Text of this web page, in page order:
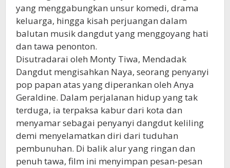
yang menggabungkan unsur komedi, drama
keluarga, hingga kisah perjuangan dalam
balutan musik dangdut yang menggoyang hati
dan tawa penonton.
Disutradarai oleh Monty Tiwa, Mendadak
Dangdut mengisahkan Naya, seorang penyanyi
pop papan atas yang diperankan oleh Anya
Geraldine. Dalam perjalanan hidup yang tak
terduga, ia terpaksa kabur dari kota dan
menyamar sebagai penyanyi dangdut keliling
demi menyelamatkan diri dari tuduhan
pembunuhan. Di balik alur yang ringan dan
penuh tawa, film ini menyimpan pesan-pesan